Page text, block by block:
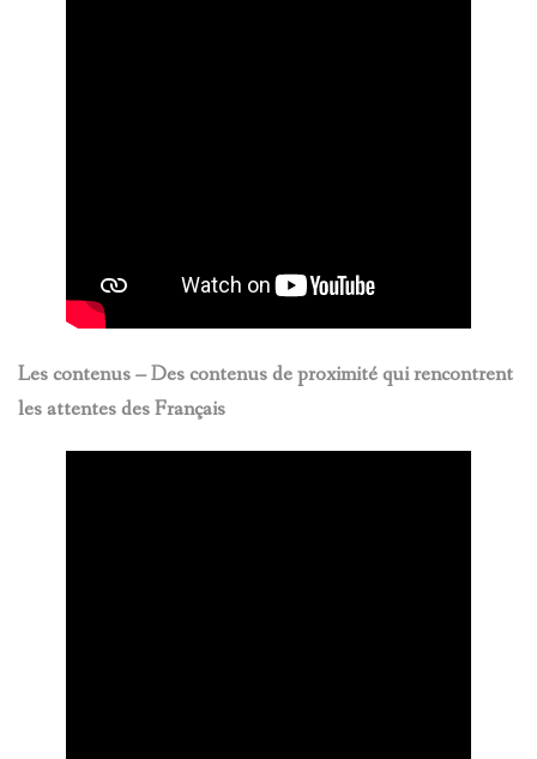
Les contenus – Des contenus de proximité qui rencontrent
les attentes des Français